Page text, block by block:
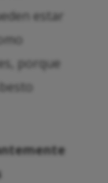
estar
porque